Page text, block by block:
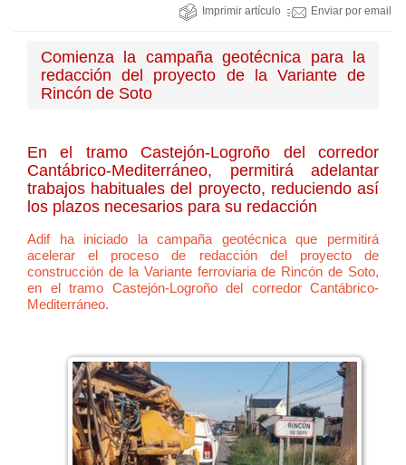
Imprimir artículo Enviar por email
Comienza la campaña geotécnica para la
redacción del proyecto de la Variante de
Rincón de Soto
En el tramo Castejón-Logroño del corredor
Cantábrico-Mediterráneo, permitirá adelantar
trabajos habituales del proyecto, reduciendo así
los plazos necesarios para su redacción
Adif ha iniciado la campaña geotécnica que permitirá
acelerar el proceso de redacción del proyecto de
construcción de la Variante ferroviaria de Rincón de Soto,
en el tramo Castejón-Logroño del corredor Cantábrico-
Mediterráneo.